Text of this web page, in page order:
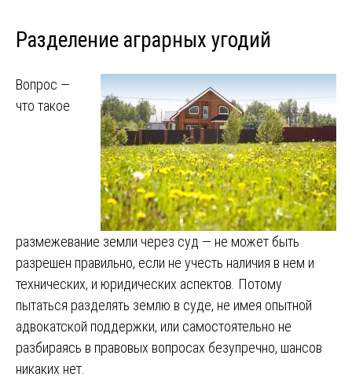
Разделение аграрных угодий
Вопрос —
что такое
размежевание земли через суд — не может быть
разрешен правильно, если не учесть наличия в нем и
технических, и юридических аспектов. Потому
пытаться разделять землю в суде, не имея опытной
адвокатской поддержки, или самостоятельно не
разбираясь в правовых вопросах безупречно, шансов
никаких нет.